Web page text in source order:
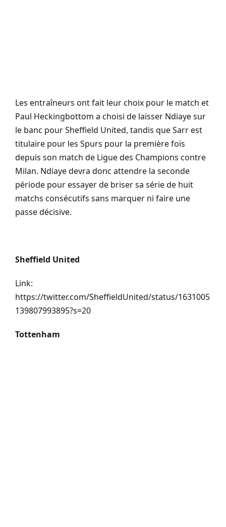
Les entraîneurs ont fait leur choix pour le match et
Paul Heckingbottom a choisi de laisser Ndiaye sur
le banc pour Sheffield United, tandis que Sarr est
titulaire pour les Spurs pour la première fois
depuis son match de Ligue des Champions contre
Milan. Ndiaye devra donc attendre la seconde
période pour essayer de briser sa série de huit
matchs consécutifs sans marquer ni faire une
passe décisive.
Sheffield United
Link:
https://twitter.com/SheffieldUnited/status/1631005
139807993895?s=20
Tottenham